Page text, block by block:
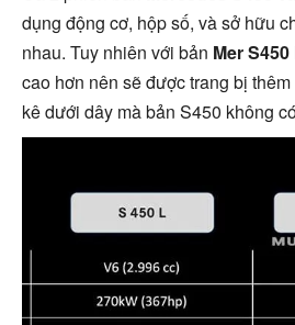
dụng động cơ, hộp số, và sở hữu
nhau. Tuy nhiên với bản Mer
cao hơn nên sẽ được trang bị
kê dưới dây mà bản S450 không